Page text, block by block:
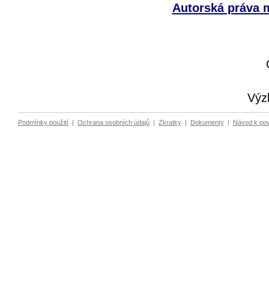
Autorská práva
Podmínky použití | Ochrana osobních údajů | Zkratky | Dokumenty | Návod k